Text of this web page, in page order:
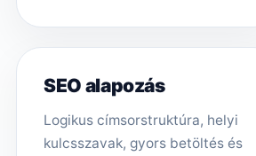
SEO alapozás
Logikus címsorstruktúra, helyi
kulcsszavak, gyors betöltés és